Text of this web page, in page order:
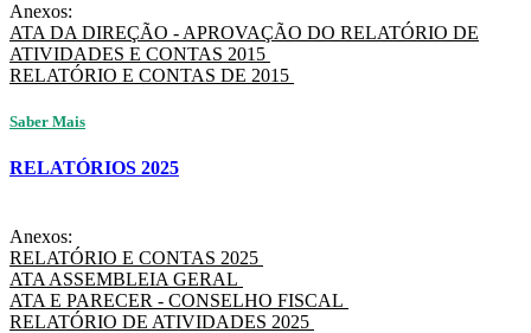
Anexos:
ATA DA DIREÇÃO - APROVAÇÃO DO RELATÓRIO DE
ATIVIDADES E CONTAS 2015
RELATÓRIO E CONTAS DE 2015
Saber Mais
RELATÓRIOS 2025
Anexos:
RELATÓRIO E CONTAS 2025
ATA ASSEMBLEIA GERAL
ATA E PARECER - CONSELHO FISCAL
RELATÓRIO DE ATIVIDADES 2025